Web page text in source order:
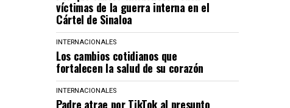
víctimas de la guerra interna en el
Cártel de Sinaloa
INTERNACIONALES
Los cambios cotidianos que
fortalecen la salud de su corazón
INTERNACIONALES
Padre atrae por TikTok al presunto